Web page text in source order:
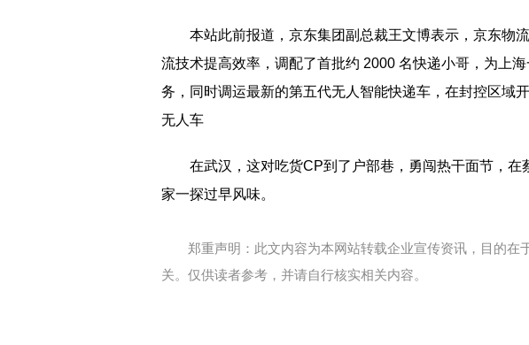
本站此前报道，京东集团副总裁王文博表示，京东物
流技术提高效率，调配了首批约 2000 名快递小哥，为上
务，同时调运最新的第五代无人智能快递车，在封控区域
无人车
在武汉，这对吃货CP到了户部巷，勇闯热干面节，在
家一探过早风味。
郑重声明：此文内容为本网站转载企业宣传资讯，目的在
关。仅供读者参考，并请自行核实相关内容。